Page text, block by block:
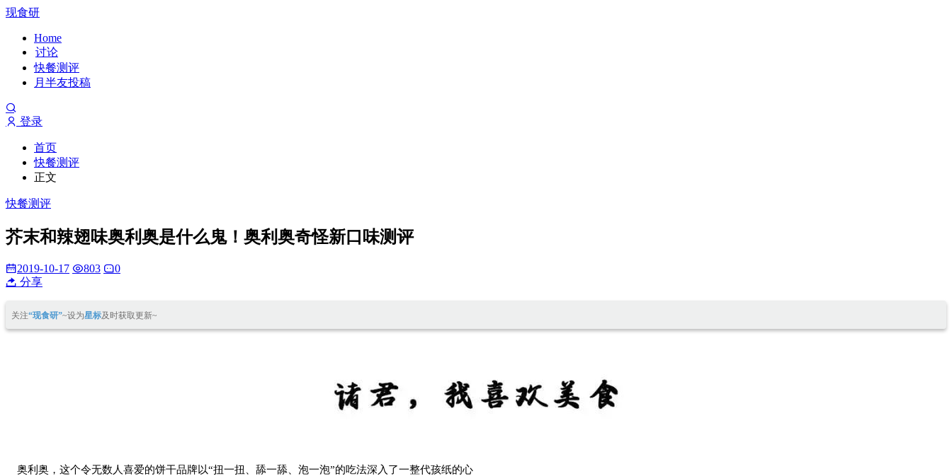
现食研
Home
讨论
快餐测评
月半友投稿
登录
首页
快餐测评
正文
快餐测评
芥末和辣翅味奥利奥是什么鬼！奥利奥奇怪新口味测评
2019-10-17 803
0
分享
关注“现食研”~设为星标及时获取更新~
奥利奥，这个令无数人喜爱的饼干品牌以“扭一扭、舔一舔、泡一泡”的吃法深入了一整代孩纸的心